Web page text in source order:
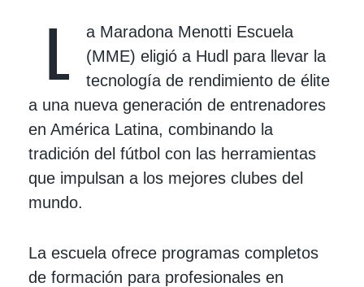
L
a Maradona Menotti Escuela
(MME) eligió a Hudl para llevar la
tecnología de rendimiento de élite
a una nueva generación de entrenadores
en América Latina, combinando la
tradición del fútbol con las herramientas
que impulsan a los mejores clubes del
mundo.
La escuela ofrece programas completos
de formación para profesionales en